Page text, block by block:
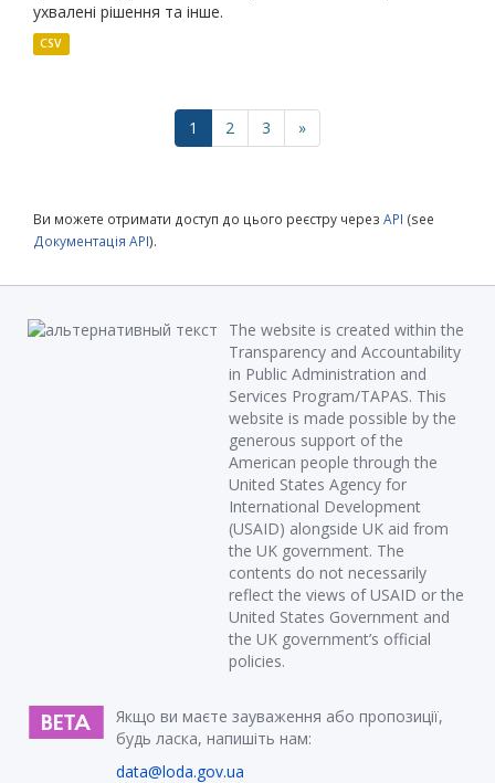
ухвалені рішення та інше.
CSV
1 2 3 »
Ви можете отримати доступ до цього реєстру через API (see
Документація API).
The website is created within the
Transparency and Accountability
in Public Administration and
Services Program/TAPAS. This
website is made possible by the
generous support of the
American people through the
United States Agency for
International Development
(USAID) alongside UK aid from
the UK government. The
contents do not necessarily
reflect the views of USAID or the
United States Government and
the UK government’s official
policies.
Якщо ви маєте зауваження або пропозиції,
будь ласка, напишіть нам:
data@loda.gov.ua